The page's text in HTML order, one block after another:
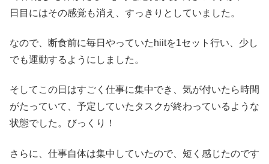
日目にはその感覚も消え、すっきりとしていました。
なので、断食前に毎日やっていたhiitを1セット行い、少し
でも運動するようにしました。
そしてこの日はすごく仕事に集中でき、気が付いたら時間
がたっていて、予定していたタスクが終わっているような
状態でした。びっくり！
さらに、仕事自体は集中していたので、短く感じたのです